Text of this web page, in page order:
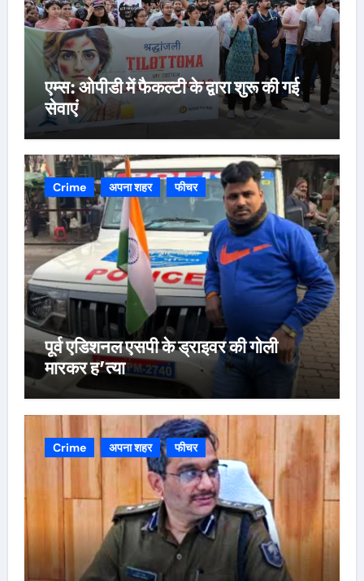
एम्स: ओपीडी में फैकल्टी के द्वारा शुरू की गई
सेवाएं
Crime अपना शहर फीचर
पूर्व एडिशनल एसपी के ड्राइवर की गोली
मारकर ह’त्या
Crime अपना शहर फीचर